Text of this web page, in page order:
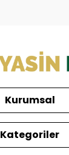
Kurumsal
Kategoriler